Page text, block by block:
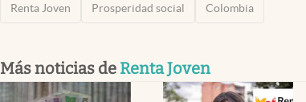
Renta Joven Prosperidad social Colombia
Más noticias de Renta Joven